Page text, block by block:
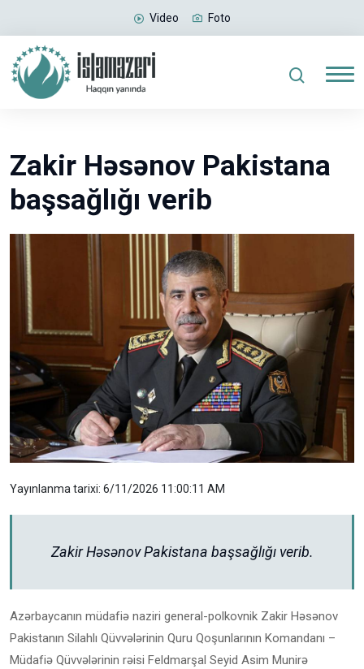
Video Foto
Zakir Həsənov Pakistana
başsağlığı verib
Yayınlanma tarixi: 6/11/2026 11:00:11 AM
Zakir Həsənov Pakistana başsağlığı verib.
Azərbaycanın müdafiə naziri general-polkovnik Zakir Həsənov
Pakistanın Silahlı Qüvvələrinin Quru Qoşunlarının Komandanı –
Müdafiə Qüvvələrinin rəisi Feldmarşal Seyid Asim Munirə